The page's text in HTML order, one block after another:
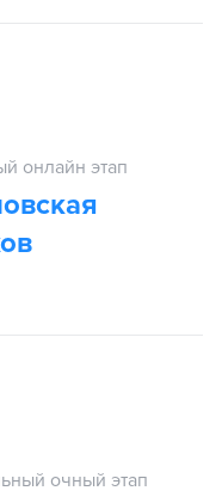
онлайн этап
очный этап